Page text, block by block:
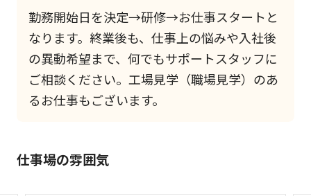
勤務開始日を決定→研修→お仕事スタートと
なります。終業後も、仕事上の悩みや入社後
の異動希望まで、何でもサポートスタッフに
ご相談ください。工場見学（職場見学）のあ
るお仕事もございます。
仕事場の雰囲気